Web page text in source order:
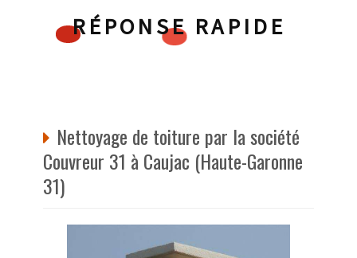
RÉPONSE RAPIDE
Nettoyage de toiture par la société
Couvreur 31 à Caujac (Haute-Garonne
31)